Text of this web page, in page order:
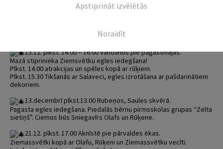
aicinās Ziemassvētku brīnumā!
13.12. plkst. 14.00 – 16.00 Vandānos pie pagastmājas.
Mazā stiprinieka Ziemsvētku egles iedegšana!
Plkst. 14.00 atrakcijas un spēles kopā ar rūķiem.
Plkst. 15.30 Tikšanās ar Salaveci, egles izrotāšana ar pašdarinātiem
dekoriem.
13.decembrī plkst.13.00 Rubeņos, Saules skvērā.
Pagasta egles iedegšana. Piedalās bērnu pirmsskolas grupas “Zelta
sietiņš”. Ciemos būs Sniegavīrs Olafs un Rūķene.
21.12. plkst. 17.00 Aknīstē pie pārvaldes ēkas.
Ziemassvētki kopā ar Olafu, Rūķeni un Ziemassvētku vecīti.
Noraidīt
Apstiprināt izvēlētās